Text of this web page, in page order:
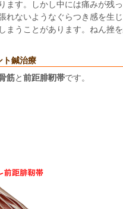
ます。しかし中には痛みが残
れないようなぐらつき感を生
まうことがあります。ねん挫
ト鍼治療
筋と前距腓靭帯です。